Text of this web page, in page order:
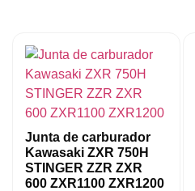
Junta de carburador
Kawasaki ZXR 750H
STINGER ZZR ZXR
600 ZXR1100 ZXR1200